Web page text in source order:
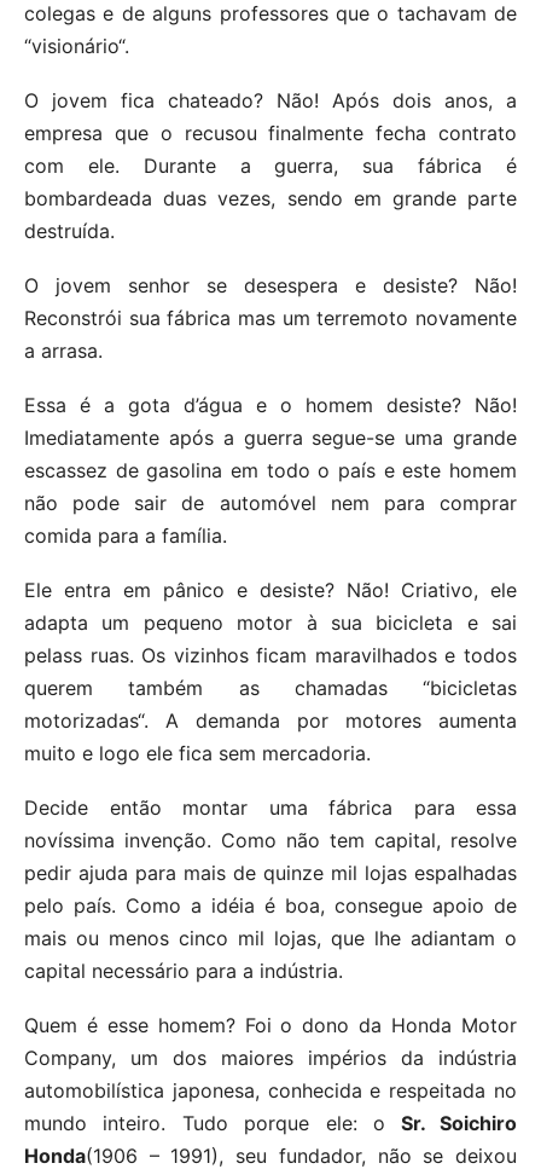
colegas e de alguns professores que o tachavam de
“visionário“.
O jovem fica chateado? Não! Após dois anos, a
empresa que o recusou finalmente fecha contrato
com ele. Durante a guerra, sua fábrica é
bombardeada duas vezes, sendo em grande parte
destruída.
O jovem senhor se desespera e desiste? Não!
Reconstrói sua fábrica mas um terremoto novamente
a arrasa.
Essa é a gota d’água e o homem desiste? Não!
Imediatamente após a guerra segue-se uma grande
escassez de gasolina em todo o país e este homem
não pode sair de automóvel nem para comprar
comida para a família.
Ele entra em pânico e desiste? Não! Criativo, ele
adapta um pequeno motor à sua bicicleta e sai
pelass ruas. Os vizinhos ficam maravilhados e todos
querem também as chamadas “bicicletas
motorizadas“. A demanda por motores aumenta
muito e logo ele fica sem mercadoria.
Decide então montar uma fábrica para essa
novíssima invenção. Como não tem capital, resolve
pedir ajuda para mais de quinze mil lojas espalhadas
pelo país. Como a idéia é boa, consegue apoio de
mais ou menos cinco mil lojas, que lhe adiantam o
capital necessário para a indústria.
Quem é esse homem? Foi o dono da Honda Motor
Company, um dos maiores impérios da indústria
automobilística japonesa, conhecida e respeitada no
mundo inteiro. Tudo porque ele: o Sr. Soichiro
Honda(1906 – 1991), seu fundador, não se deixou